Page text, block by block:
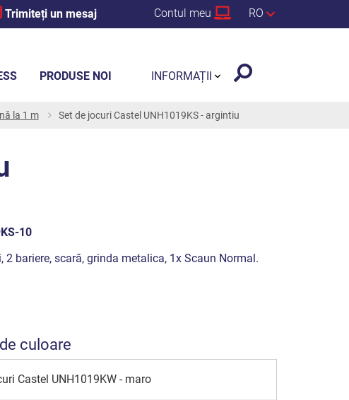
Trimiteți un mesaj Contul meu RO
la 1 m Set de jocuri Castel UNH1019KS - argintiu
10
2 bariere, scară, grinda metalica, 1x Scaun Normal.
culoare
Castel UNH1019KW - maro
PRODUSE NOI INFORMAȚII